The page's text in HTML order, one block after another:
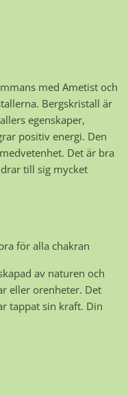
med Ametist och
Bergskristall är
egenskaper,
positiv energi. Den
Det är bra
till sig mycket
för alla chakran
av naturen och
eller orenheter. Det
tappat sin kraft. Din